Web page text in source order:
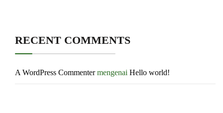
RECENT COMMENTS
A WordPress Commentermengenai Hello world!